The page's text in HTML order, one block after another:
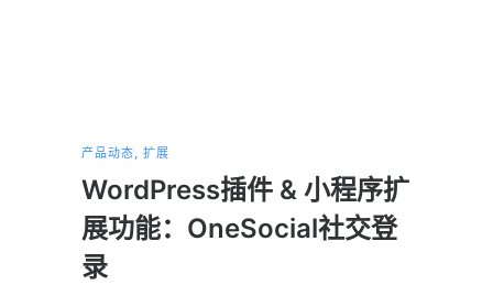
产品动态, 扩展
WordPress插件 & 小程序扩
展功能：OneSocial社交登
录